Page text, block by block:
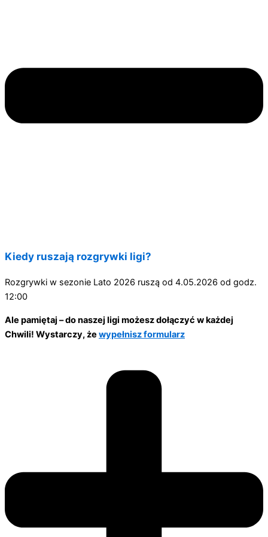
Kiedy ruszają rozgrywki ligi?
Rozgrywki w sezonie Lato 2026 ruszą od 4.05.2026 od godz.
12:00
Ale pamiętaj – do naszej ligi możesz dołączyć w każdej
Chwili! Wystarczy, że wypełnisz formularz